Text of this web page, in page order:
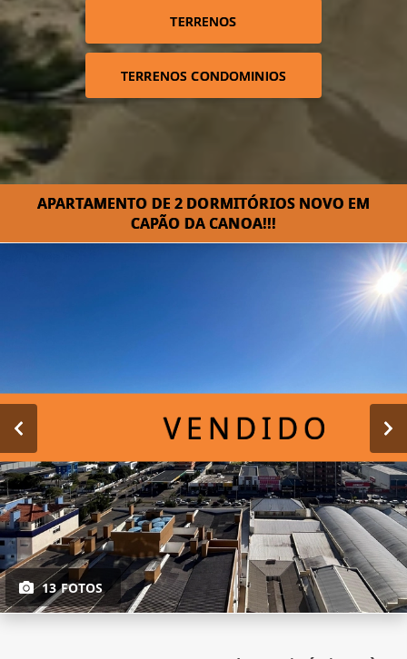
TERRENOS
TERRENOS CONDOMINIOS
APARTAMENTO DE 2 DORMITÓRIOS NOVO EM
CAPÃO DA CANOA!!!
13 FOTOS
VENDIDO